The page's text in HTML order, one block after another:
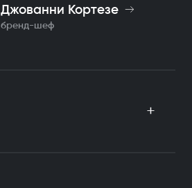
Джованни Кортезе
бренд-шеф